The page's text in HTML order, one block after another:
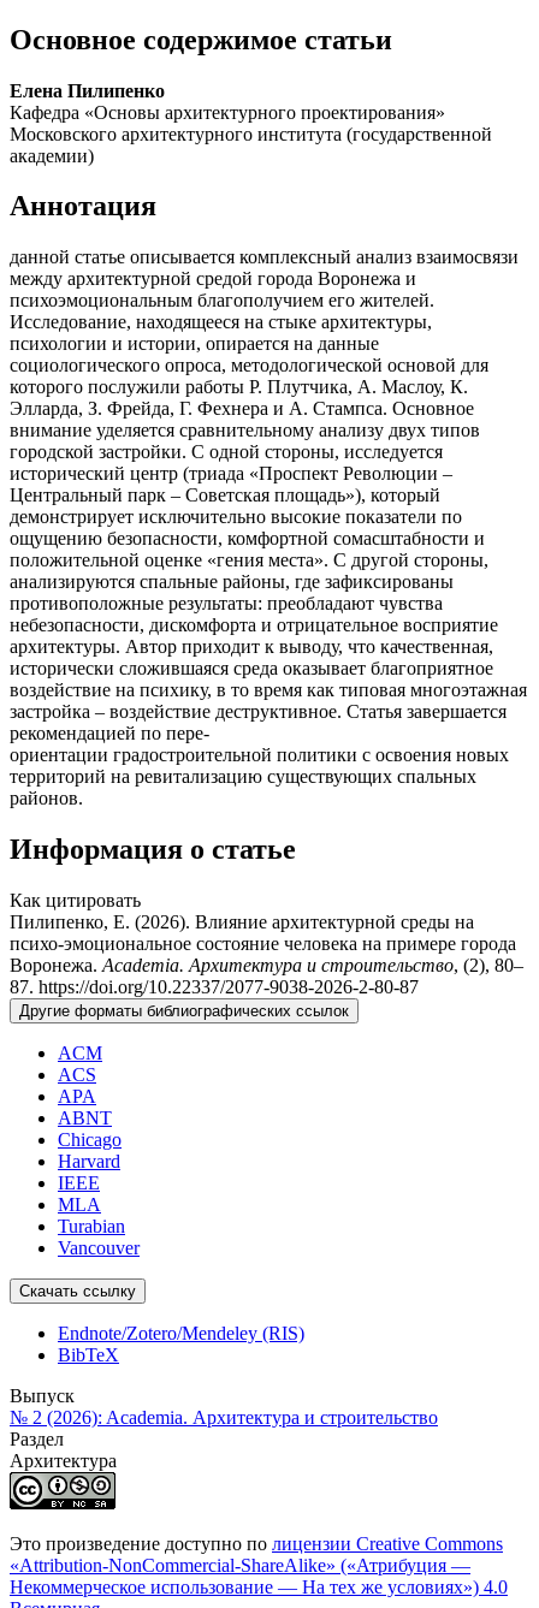
Основное содержимое статьи
Елена Пилипенко
Кафедра «Основы архитектурного проектирования»
Московского архитектурного института (государственной
академии)
Аннотация
данной статье описывается комплексный анализ взаимосвязи
между архитектурной средой города Воронежа и
психоэмоциональным благополучием его жителей.
Исследование, находящееся на стыке архитектуры,
психологии и истории, опирается на данные
социологического опроса, методологической основой для
которого послужили работы Р. Плутчика, А. Маслоу, К.
Элларда, З. Фрейда, Г. Фехнера и А. Стампса. Основное
внимание уделяется сравнительному анализу двух типов
городской застройки. С одной стороны, исследуется
исторический центр (триада «Проспект Революции –
Центральный парк – Советская площадь»), который
демонстрирует исключительно высокие показатели по
ощущению безопасности, комфортной сомасштабности и
положительной оценке «гения места». С другой стороны,
анализируются спальные районы, где зафиксированы
противоположные результаты: преобладают чувства
небезопасности, дискомфорта и отрицательное восприятие
архитектуры. Автор приходит к выводу, что качественная,
исторически сложившаяся среда оказывает благоприятное
воздействие на психику, в то время как типовая многоэтажная
застройка – воздействие деструктивное. Статья завершается
рекомендацией по пере-
ориентации градостроительной политики с освоения новых
территорий на ревитализацию существующих спальных
районов.
Информация о статье
Как цитировать
Пилипенко, Е. (2026). Влияние архитектурной среды на
психо-эмоциональное состояние человека на примере города
Воронежа. Academia. Архитектура и строительство, (2), 80–
87. https://doi.org/10.22337/2077-9038-2026-2-80-87
Другие форматы библиографических ссылок
ACM
ACS
APA
ABNT
Chicago
Harvard
IEEE
MLA
Turabian
Vancouver
Скачать ссылку
Endnote/Zotero/Mendeley (RIS)
BibTeX
Выпуск
№ 2 (2026): Academia. Архитектура и строительство
Раздел
Архитектура
Это произведение доступно по лицензии Creative Commons
«Attribution-NonCommercial-ShareAlike» («Атрибуция —
Некоммерческое использование — На тех же условиях») 4.0